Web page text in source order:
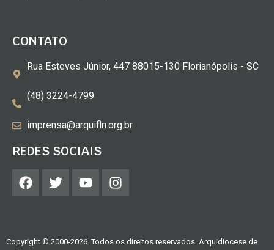
CONTATO
Rua Esteves Júnior, 447 88015-130 Florianópolis - SC
(48) 3224-4799
imprensa@arquifln.org.br
REDES SOCIAIS
Copyright © 2000-2026. Todos os direitos reservados. Arquidiocese de